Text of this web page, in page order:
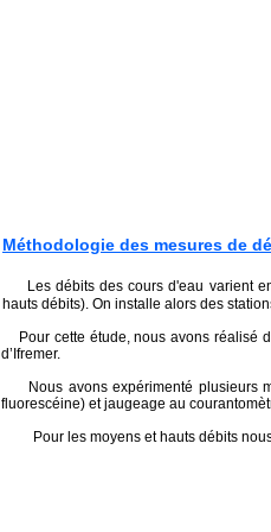
Méthodologie des mesures de
Les débits des cours d'eau varient
hauts débits). On installe alors des
Pour cette étude, nous avons réalisé
d’Ifremer.
Nous avons expérimenté plusieurs
fluorescéine) et jaugeage au
Pour les moyens et hauts débits nous